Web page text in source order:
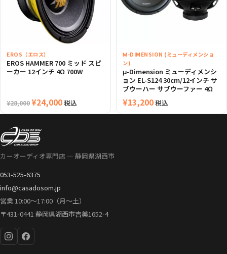
し
た。
で
す。
し
た。
で
す。
EROS（エロス）
EROS HAMMER 700 ミッド スピ
ーカー 12インチ 4Ω 700W
¥28,000元
の
価
格
は
で
し
た。
¥24,000現
在
格
す。
税込
Μ-DIMENSION (ミューディメンショ
ン)
μ-Dimension ミューディメンシ
ョン EL-S124 30cm/12インチ サ
ブウーハー サブウーファー 4Ω
¥13,200税込
カーオーディオ専門店 — 静岡県湖西市
053-525-6375
info@casadosom.jp
営業 10:00〜17:00（月〜土）
〒431-0441 静岡県湖西市吉美1652-4